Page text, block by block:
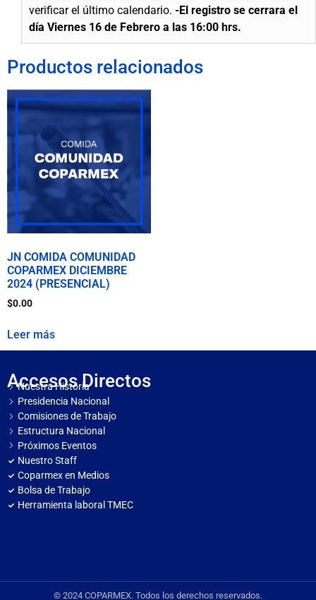
verificar el último calendario. -El registro se cerrara el
día Viernes 16 de Febrero a las 16:00 hrs.
Productos relacionados
JN COMIDA COMUNIDAD
COPARMEX DICIEMBRE
2024 (PRESENCIAL)
$0.00
Leer más
Accesos Directos
Nuestra Historia
Presidencia Nacional
Comisiones de Trabajo
Estructura Nacional
Próximos Eventos
Nuestro Staff
Coparmex en Medios
Bolsa de Trabajo
Herramienta laboral TMEC
© 2024 COPARMEX. Todos los derechos reservados.